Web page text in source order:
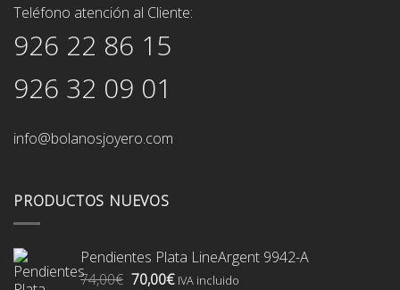
Teléfono atención al Cliente:
926 22 86 15
926 32 09 01
info@bolanosjoyero.com
PRODUCTOS NUEVOS
Pendientes Plata LineArgent 9942-A
74,00€ El
70,00€ElIVA incluido